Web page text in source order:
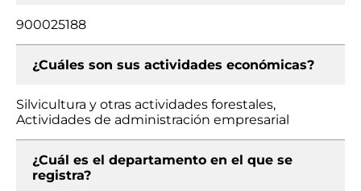
900025188
¿Cuáles son sus actividades económicas?
Silvicultura y otras actividades forestales,
Actividades de administración empresarial
¿Cuál es el departamento en el que se
registra?